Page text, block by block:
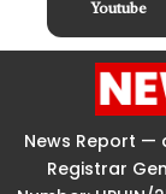
Youtube
News Report —
Registrar